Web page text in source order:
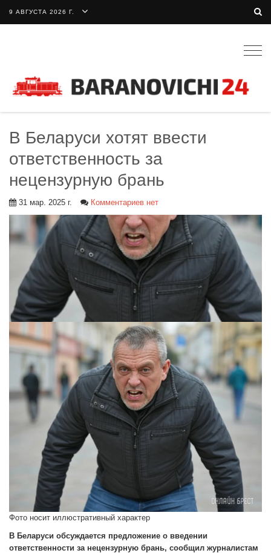
9 АВГУСТА 2026 Г.
В Беларуси хотят ввести
ответственность за
нецензурную брань
31 мар. 2025 г. Комментариев нет
Фото носит иллюстративный характер
В Беларуси обсуждается предложение о введении
ответственности за нецензурную брань, сообщил журналистам